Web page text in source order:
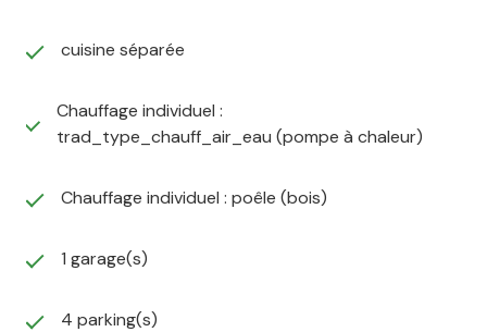
cuisine séparée
Chauffage individuel :
trad_type_chauff_air_eau (pompe à chaleur)
Chauffage individuel : poêle (bois)
1 garage(s)
4 parking(s)